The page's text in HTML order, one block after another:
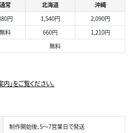
通常 北海道
沖縄
円 1,540円
2,090円
無料 660円
1,210円
無料
」をご覧ください。
制作開始後、5～7営業日で発送